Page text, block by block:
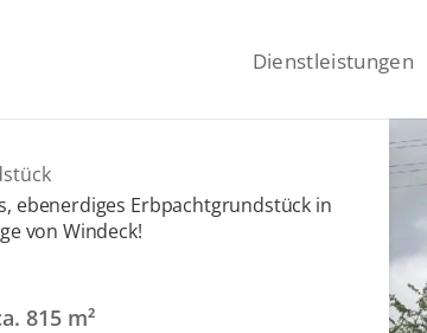
Dienstleistungen
ebenerdiges Erbpachtgrundstück in
von Windeck!
815 m²